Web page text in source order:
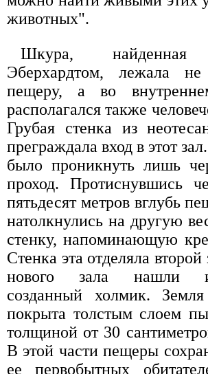
животных".
Шкура, найденная
Эберхардтом, лежала
пещеру, а во
располагался также
Грубая стенка из
преграждала вход в этот
было проникнуть лишь
проход. Протиснувшись
пятьдесят метров вглубь
натолкнулись на другую
стенку, напоминающую
Стенка эта отделяла
нового зала нашли
созданный холмик.
покрыта толстым слоем
толщиной от 30
В этой части пещеры
ее первобытных